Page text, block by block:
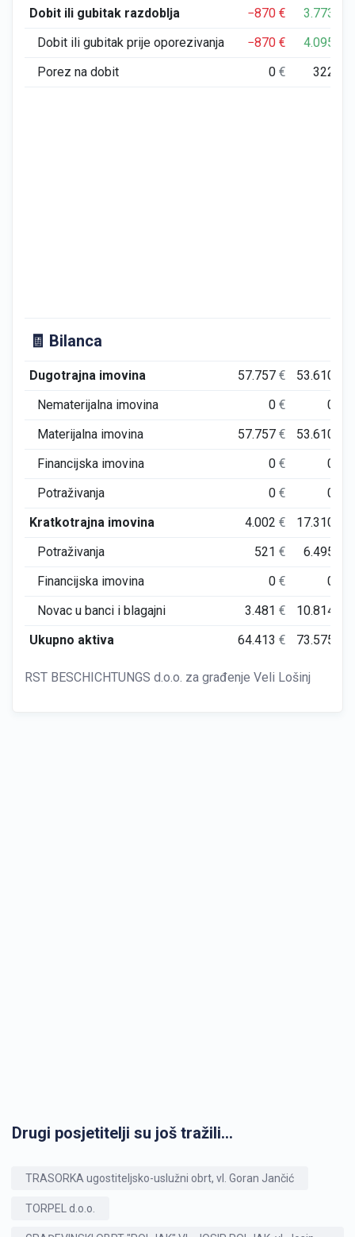
Dobit ili gubitak razdoblja
−870€ 3.773
Dobit ili gubitak prije oporezivanja
−870€ 4.095
Porez na dobit
0€ 322
🧾 Bilanca
Dugotrajna imovina 57.757€ 53.610
Nematerijalna imovina
0€ 0
Materijalna imovina
57.757€ 53.610
Financijska imovina
0€ 0
Potraživanja
0€ 0
Kratkotrajna imovina
4.002€ 17.310
Potraživanja
521€ 6.495
Financijska imovina
0€ 0
Novac u banci i blagajni
3.481€ 10.814
Ukupno aktiva
64.413€ 73.575
RST BESCHICHTUNGS d.o.o. za građenje Veli Lošinj
Drugi posjetitelji su još tražili...
TRASORKA ugostiteljsko-uslužni obrt, vl. Goran Jančić
TORPEL d.o.o.